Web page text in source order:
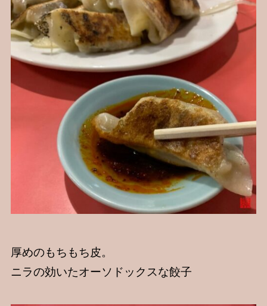
厚めのもちもち皮。
ニラの効いたオーソドックスな餃子